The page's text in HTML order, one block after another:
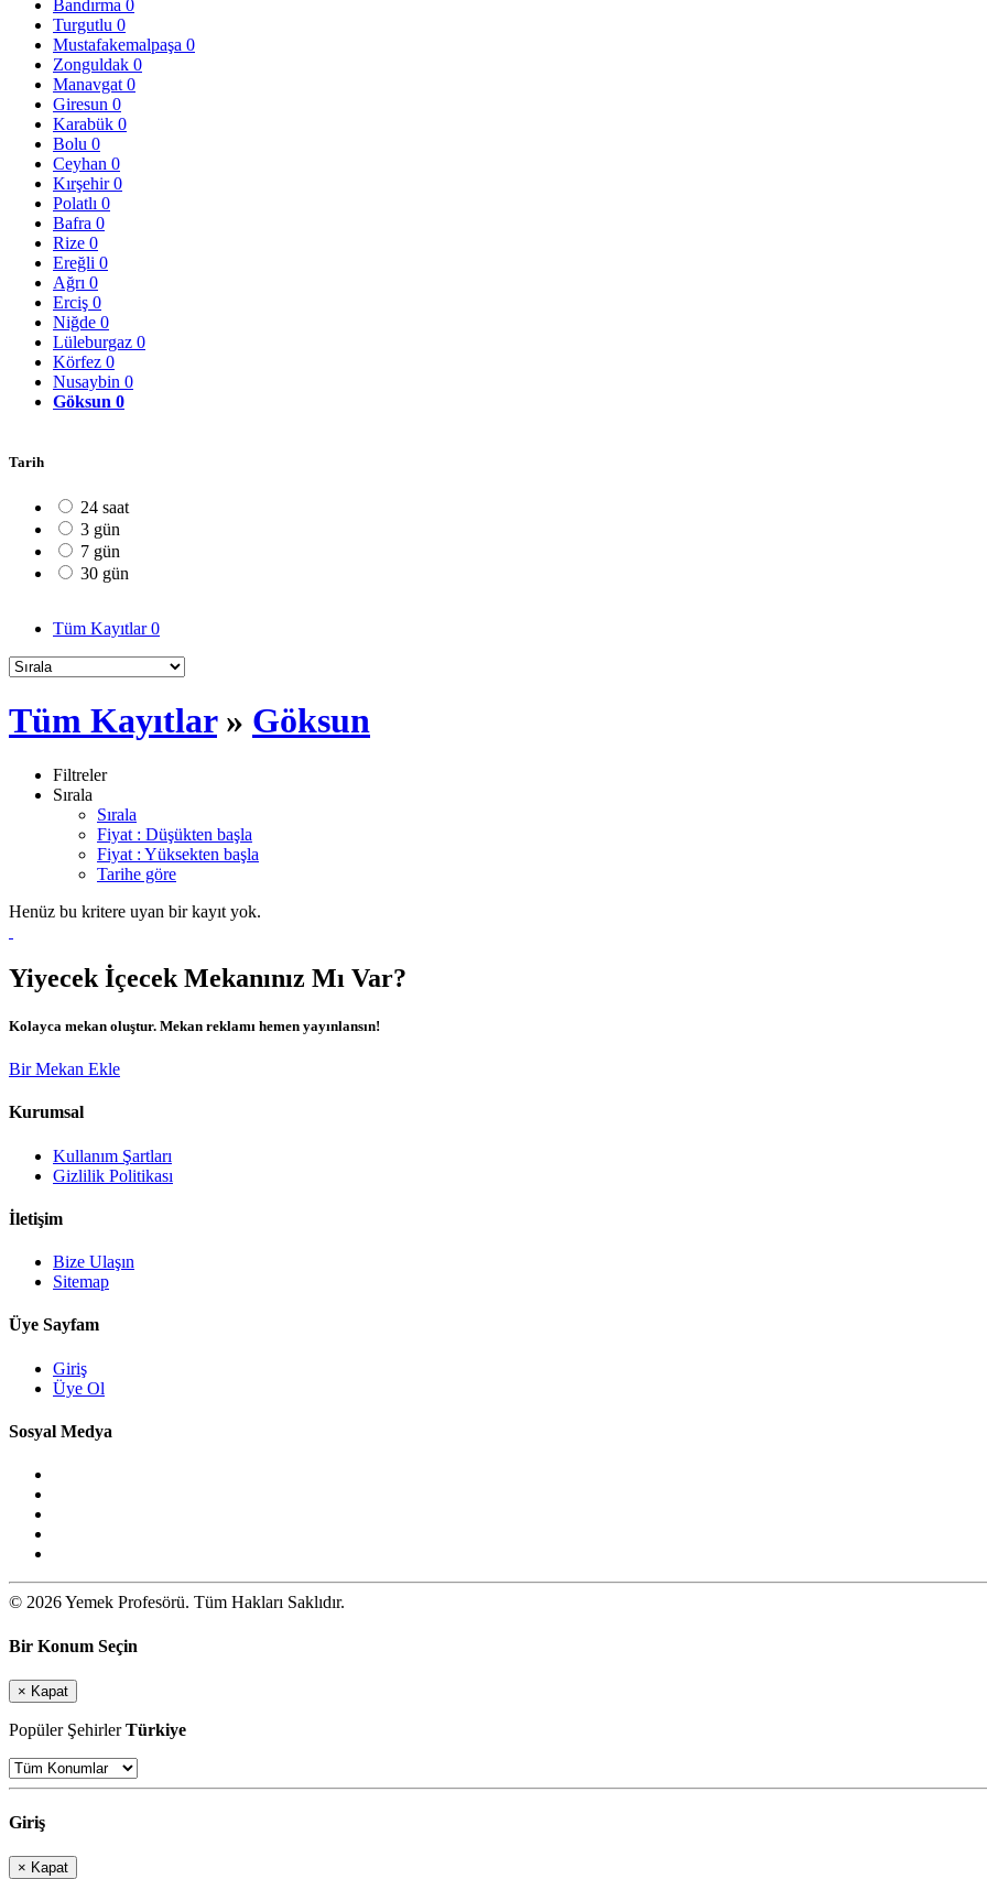
Bandırma 0
Turgutlu 0
Mustafakemalpaşa 0
Zonguldak 0
Manavgat 0
Giresun 0
Karabük 0
Bolu 0
Ceyhan 0
Kırşehir0
Polatlı 0
Bafra 0
Rize 0
Ereğli 0
Ağrı 0
Erciş 0
Niğde 0
Lüleburgaz 0
Körfez 0
Nusaybin 0
Göksun 0
Tarih
24 saat
3 gün
7 gün
30 gün
Tüm Kayıtlar0
Tüm Kayıtlar» Göksun
Filtreler
Sırala
Sırala
Fiyat : Düşükten başla
Fiyat : Yüksekten başla
Tarihe göre
Henüz bu kritere uyan bir kayıt yok.
Yiyecek İçecek Mekanınız Mı Var?
Kolayca mekan oluştur. Mekan reklamı hemen yayınlansın!
Bir Mekan Ekle
Kurumsal
Kullanım Şartları
Gizlilik Politikası
İletişim
Bize Ulaşın
Sitemap
Üye Sayfam
Giriş
Üye Ol
Sosyal Medya
© 2026 Yemek Profesörü. Tüm Hakları Saklıdır.
Bir Konum Seçin
× Kapat
Popüler ŞehirlerTürkiye
Giriş
× Kapat